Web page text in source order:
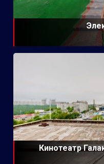
Кинотеатр